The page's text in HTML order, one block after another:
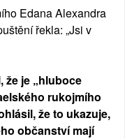
Edana Alexandra
řekla: „Jsi v
že je „hluboce
rukojmího
že to ukazuje,
občanství mají